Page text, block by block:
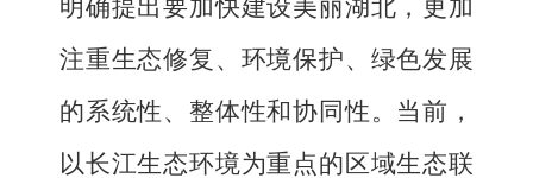
明确提出要加快建设美丽湖北，更加
注重生态修复、环境保护、绿色发展
的系统性、整体性和协同性。当前，
以长江生态环境为重点的区域生态联